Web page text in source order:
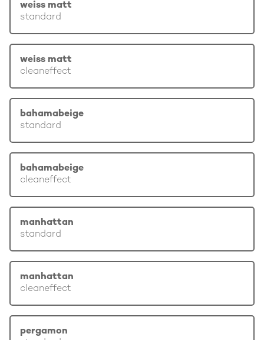
weiss matt
standard
weiss matt
cleaneffect
bahamabeige
standard
bahamabeige
cleaneffect
manhattan
standard
manhattan
cleaneffect
pergamon